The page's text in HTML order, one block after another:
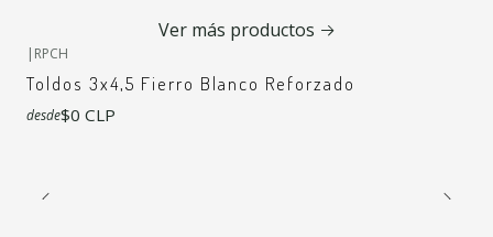
Ver más productos
+7
| RPCH
Toldos 3x4,5 Fierro Blanco Reforzado
desde$0 CLP